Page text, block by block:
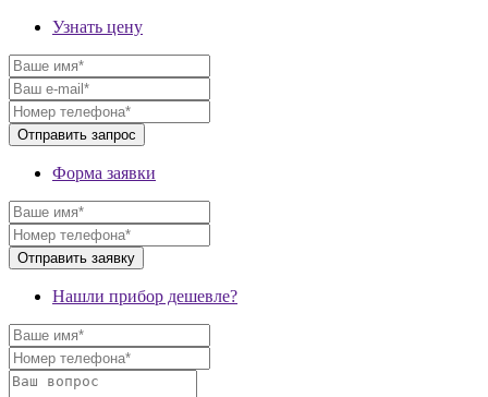
Узнать цену
Форма заявки
Нашли прибор дешевле?